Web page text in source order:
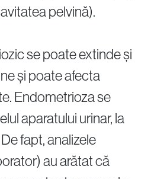
pelvină).
se poate extinde și
și poate afecta
Endometrioza se
aparatului urinar, la
fapt, analizele
au arătat că